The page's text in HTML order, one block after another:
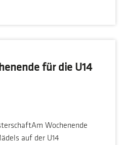
für die U14
Wochenende
auf der U14